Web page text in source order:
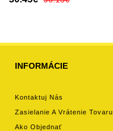
INFORMÁCIE
Kontaktuj Nás
Zasielanie A Vrátenie Tovaru
Ako Objednať